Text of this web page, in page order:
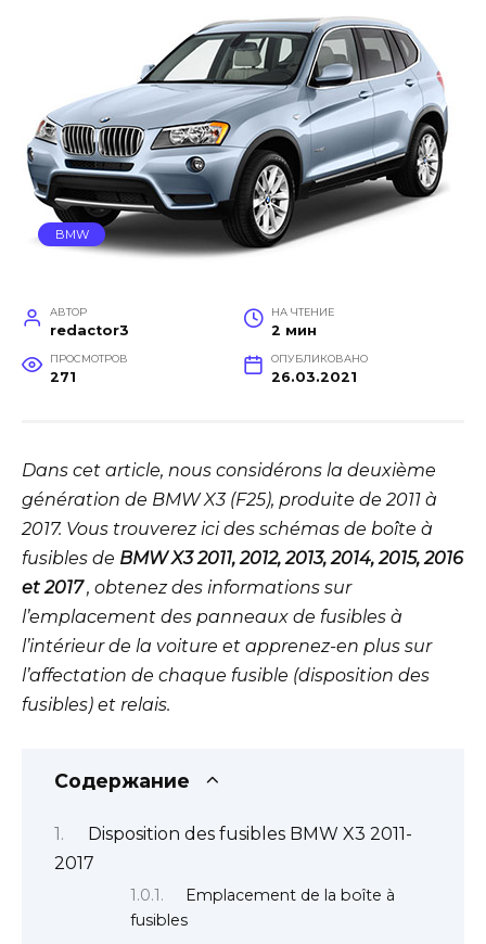
BMW
АВТОР
redactor3
НА ЧТЕНИЕ
2 мин
ПРОСМОТРОВ
271
ОПУБЛИКОВАНО
26.03.2021
Dans cet article, nous considérons la deuxième
génération de BMW X3 (F25), produite de 2011 à
2017. Vous trouverez ici des schémas de boîte à
fusibles de BMW X3 2011, 2012, 2013, 2014, 2015, 2016
et 2017, obtenez des informations sur
l’emplacement des panneaux de fusibles à
l’intérieur de la voiture et apprenez-en plus sur
l’affectation de chaque fusible (disposition des
fusibles) et relais.
Содержание
Disposition des fusibles BMW X3 2011-
2017
Emplacement de la boîte à
fusibles